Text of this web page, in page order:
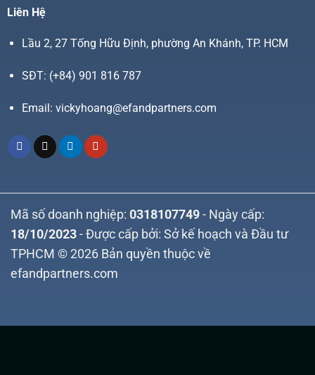
Liên Hệ
Lầu 2, 27 Tống Hữu Định, phường An Khánh, TP. HCM
SĐT: (+84) 901 816 787
Email: vickyhoang@efandpartners.com
Mã số doanh nghiệp: 0318107749 - Ngày cấp:
18/10/2023 - Được cấp bởi: Sở kế hoạch và Đầu tư
TPHCM © 2026 Bản quyền thuộc về
efandpartners.com